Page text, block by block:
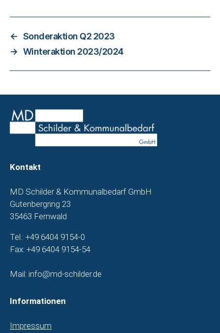
← Sonderaktion Q2 2023
→ Winteraktion 2023/2024
Kontakt
MD Schilder & Kommunalbedarf GmbH
Gutenbergring 23
35463 Fernwald
Tel.: +49 6404 9154-0
Fax: +49 6404 9154-54
Mail: info@md-schilder.de
Informationen
Impressum